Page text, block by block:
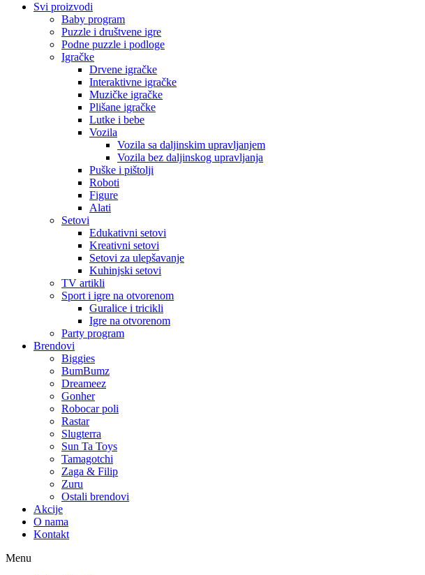
Svi proizvodi
Baby program
Puzzle i društvene igre
Podne puzzle i podloge
Igračke
Drvene igračke
Interaktivne igračke
Muzičke igračke
Plišane igračke
Lutke i bebe
Vozila
Vozila sa daljinskim upravljanjem
Vozila bez daljinskog upravljanja
Puške i pištolji
Roboti
Figure
Alati
Setovi
Edukativni setovi
Kreativni setovi
Setovi za ulepšavanje
Kuhinjski setovi
TV artikli
Sport i igre na otvorenom
Guralice i tricikli
Igre na otvorenom
Party program
Brendovi
Biggies
BumBumz
Dreameez
Gonher
Robocar poli
Rastar
Slugterra
Sun Ta Toys
Tamagotchi
Zaga & Filip
Zuru
Ostali brendovi
Akcije
O nama
Kontakt
Menu